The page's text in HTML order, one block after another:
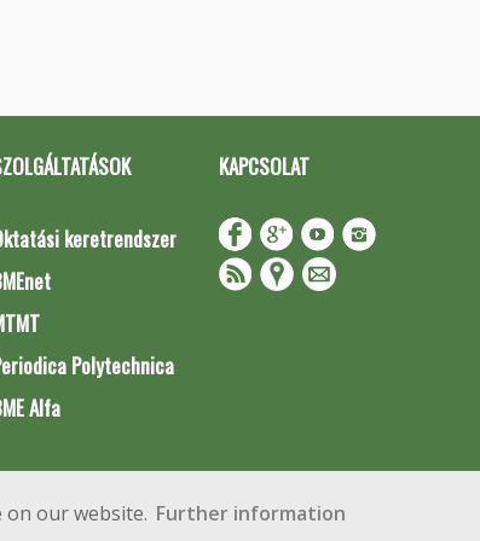
on our website. Further information
keretrendszer
Polytechnica
Alfa
KAPCSOLAT
Copyright © 2020 BME Építőmérnöki Kar
Műegyetem rkp. 3.